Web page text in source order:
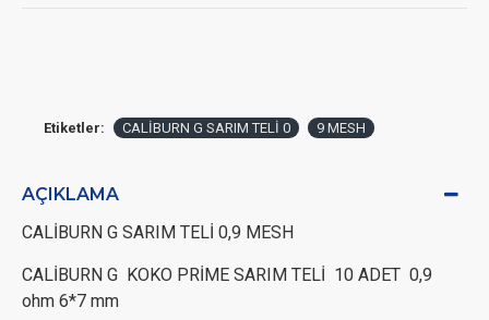
Etiketler: CALİBURN G SARIM TELİ 0 9 MESH
AÇIKLAMA
CALİBURN G SARIM TELİ 0,9 MESH
CALİBURN G KOKO PRİME SARIM TELİ 10 ADET 0,9
ohm 6*7 mm